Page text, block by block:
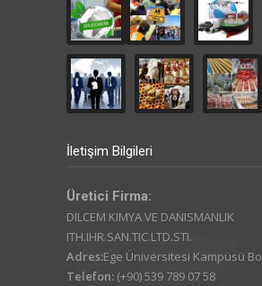
İletişim Bilgileri
Üretici Firma:
DILCEM KIMYA VE DANISMANLIK
ITH.IHR.SAN.TIC.LTD.STI.
Adres:Ege Üniversitesi Kampüsü
Telefon: (+90) 539 789 07 58